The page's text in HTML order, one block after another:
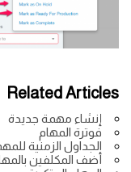
Related Articles
إنشاء مهمة جديدة
فوترة المهام
الجداول الزمنية
أضف المكلفين بالمهام